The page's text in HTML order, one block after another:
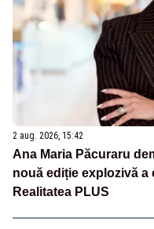
2 aug. 2026, 15:42
Ana Maria Păcuraru
nouă ediție explozivă a
Realitatea PLUS